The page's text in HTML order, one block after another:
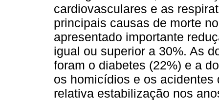
cardiovasculares e as
principais causas de morte
apresentado importante
igual ou superior a 30%. As
foram o diabetes (22%) e a
os homicídios e os acidentes
relativa estabilização nos